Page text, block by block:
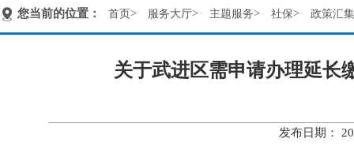
您当前的位置： 首页> 服务大厅> 主题服务> 社保> 政策汇集
关于武进区需申请办理延长
发布日期：